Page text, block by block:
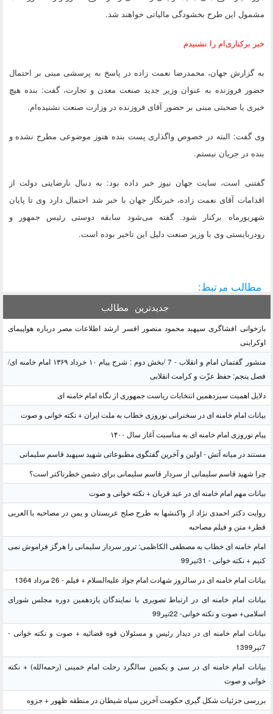
مشمول این طرح بخشودگی مالیاتی خواهند شد.
خبر برکناری‌ام را نشنیدم
به گزارش جهان، محمدرضا نعمت زاده در پاسخ به پرسشی مبنی بر احتمال
حضور فروزنده به عنوان وزیر جدید صنعت معدن و تجارت، گفت: بنده هیچ
خبری یا صحبتی مبنی بر حضور آقای فروزنده در وزارت صنعت نشنیده‌ام.
وی گفت: البته در خصوص واگذاری پست بنده هنوز موضوعی مطرح نشده و
بنده در جریان نیستم.
گفتنی است، سایت جهان نیوز خبر داده بود: به دنبال نارضایتی دولت از
اقدامات آقای نعمت زاده، خبرنگار جهان با خبر شد احتمال دارد وی تا پایان
شهریورماه برکنار شود. گفته می‌شود سابقه دوستی رئیس جمهور و
رودربایستی وی با وزیر صنعت دلیل این تاخیر بوده است.
مطالب مرتبط:
جدیدترین مطالب
بازخوانی افشاگری سپهبد محمود منصور افسر ارشد اطلاعات مصر درباره هواپیمای
اوکراینی
منشور گفتمان امام و انقلاب - 7 /بخش دوم : شرح پیام ۱۰ خرداد ۱۳۶۹ امام خامنه ای/
فصل پنجم: حفظ عزّت و کرامت انقلابی
دلایل اهمیت سیزدهمین انتخابات ریاست جمهوری از نگاه امام خامنه ای
بیانات امام خامنه ای در سخنرانی نوروزی خطاب به ملت ایران + نکته خوانی و صوت
پیام نوروزی امام خامنه ای به مناسبت آغاز سال ۱۴۰۰
مستند در میانه آتش - اولین و آخرین گفتگوی مطبوعاتی شهید سپهبد قاسم سلیمانی
چرا شهید قاسم سلیمانی از سردار قاسم سلیمانی برای دشمن خطرناکتر است؟
بیانات مهم امام خامنه ای در عید قربان + نکته خوانی و صوت
روایت دکتر احمدی نژاد از واکنشها به طرح صلح عربستان و یمن در مصاحبه با العربی
قطر+ متن و فیلم مصاحبه
امام خامنه ای خطاب به مصطفی الکاظمی: ترور سردار سلیمانی را هرگز فراموش نمی
کنیم + نکته خوانی - 31تیر99
بیانات امام خامنه ای در سالروز شهادت امام جواد علیه‌السلام + فیلم - 26 مرداد 1364
بیانات امام خامنه ای در ارتباط تصویری با نمایندگان یازدهمین دوره مجلس شورای
اسلامی+ صوت و نکته خوانی- 22تیر99
بیانات امام خامنه ای در دیدار رئیس و مسئولان قوه قضائیه + صوت و نکته خوانی -
7تیر1399
بیانات امام خامنه ای در سی و یکمین سالگرد رحلت امام خمینی (رحمه‌الله) + نکته
خوانی و صوت
بررسی جزئیات شکل گیری حکومت آخرین سپاه شیطان در منطقه ظهور + جزوه